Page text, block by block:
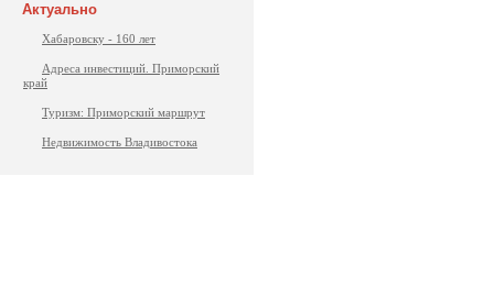
Актуально
Хабаровску - 160 лет
Адреса инвестиций. Приморский
край
Туризм: Приморский маршрут
Недвижимость Владивостока